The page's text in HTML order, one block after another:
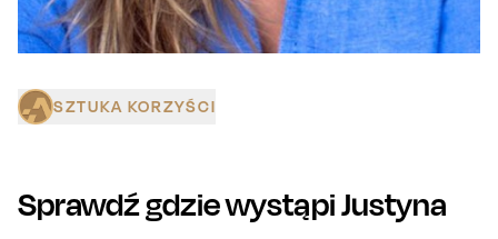
SZTUKA KORZYŚCI
Sprawdź gdzie wystąpiJustyna